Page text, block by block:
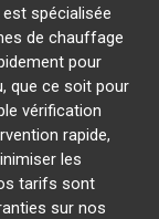
est spécialisée
de chauffage
pour
que ce soit pour
vérification
rapide,
les
tarifs sont
sur nos